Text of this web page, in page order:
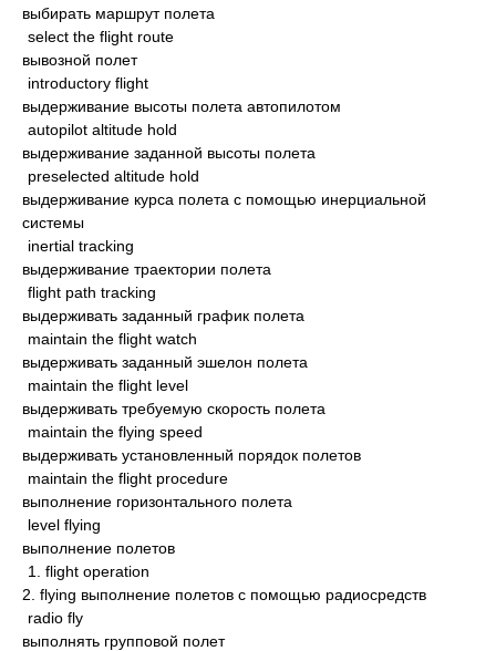
выбирать маршрут полета
select the flight route
вывозной полет
introductory flight
выдерживание высоты полета автопилотом
autopilot altitude hold
выдерживание заданной высоты полета
preselected altitude hold
выдерживание курса полета с помощью инерциальной
системы
inertial tracking
выдерживание траектории полета
flight path tracking
выдерживать заданный график полета
maintain the flight watch
выдерживать заданный эшелон полета
maintain the flight level
выдерживать требуемую скорость полета
maintain the flying speed
выдерживать установленный порядок полетов
maintain the flight procedure
выполнение горизонтального полета
level flying
выполнение полетов
1. flight operation
2. flying выполнение полетов с помощью радиосредств
radio fly
выполнять групповой полет